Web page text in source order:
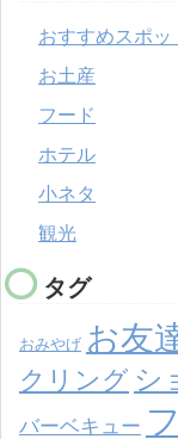
おすすめスポッ
お土産
フード
ホテル
小ネタ
観光
タグ
おみやげ お友
クリング シ
バーベキュー